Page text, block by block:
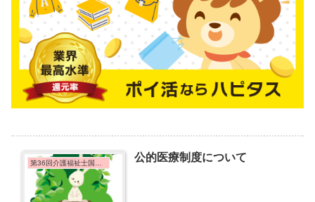
第36回介護福祉士国家試験問題 公的医療制度について